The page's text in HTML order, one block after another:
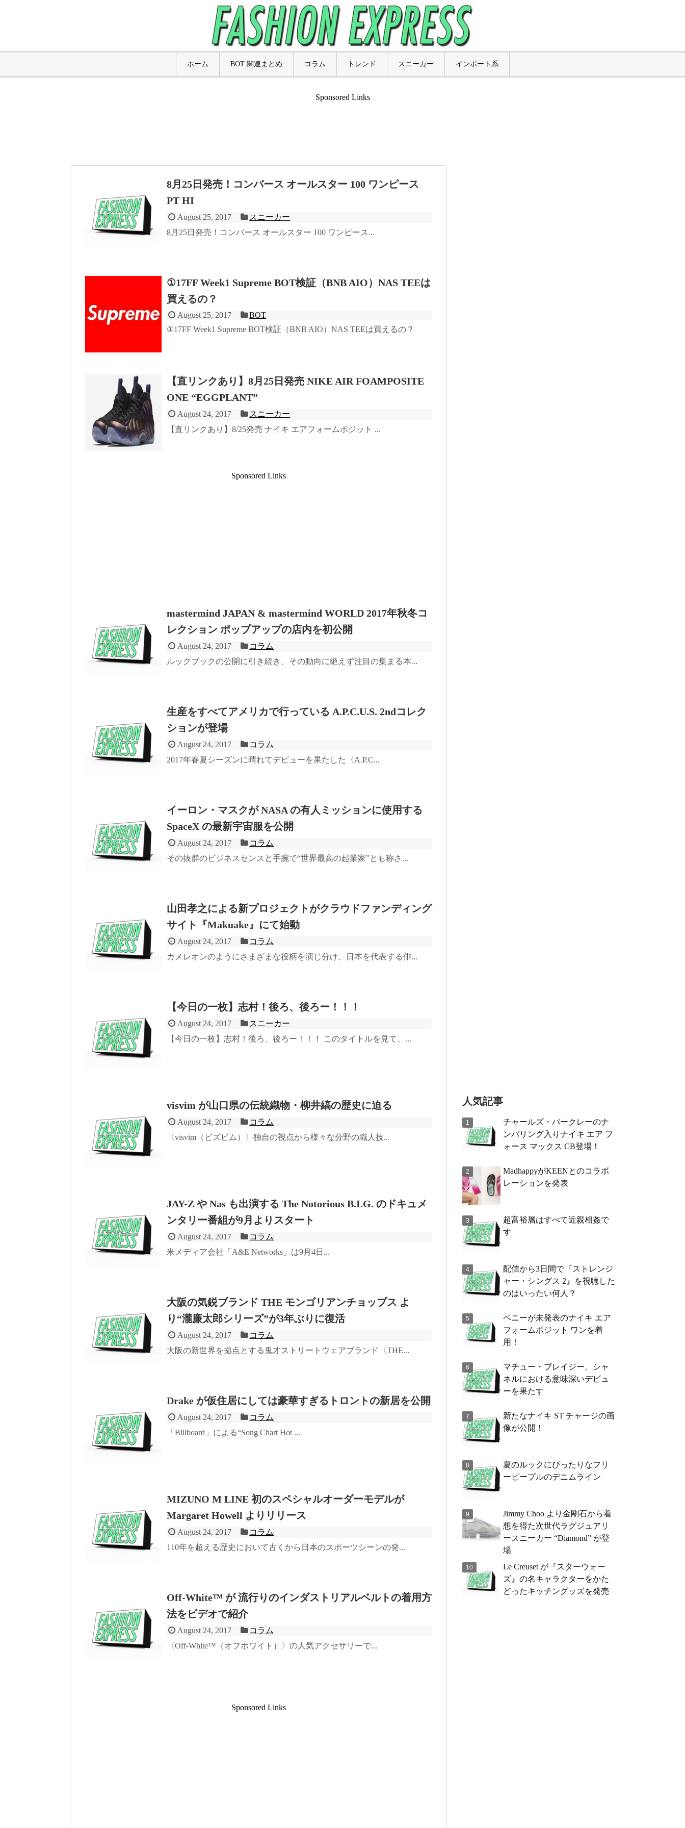
ホーム BOT 関連まとめ コラム トレンド スニーカー インポート系
Sponsored Links
8月25日発売！コンバース オールスター 100 ワンピース
PT HI
August 25, 2017
スニーカー
8月25日発売！コンバース オールスター 100 ワンピース...
①17FF Week1 Supreme BOT検証（BNB AIO）NAS TEEは
買えるの？
August 25, 2017
BOT
①17FF Week1 Supreme BOT検証（BNB AIO）NAS TEEは買えるの？
【直リンクあり】8月25日発売 NIKE AIR FOAMPOSITE
ONE “EGGPLANT”
August 24, 2017
スニーカー
【直リンクあり】8/25発売 ナイキ エアフォームポジット ...
Sponsored Links
mastermind JAPAN & mastermind WORLD 2017年秋冬コ
レクション ポップアップの店内を初公開
August 24, 2017
コラム
ルックブックの公開に引き続き、その動向に絶えず注目の集まる本...
生産をすべてアメリカで行っている A.P.C.U.S. 2ndコレク
ションが登場
August 24, 2017
コラム
2017年春夏シーズンに晴れてデビューを果たした〈A.P.C...
イーロン・マスクが NASA の有人ミッションに使用する
SpaceX の最新宇宙服を公開
August 24, 2017
コラム
その抜群のビジネスセンスと手腕で“世界最高の起業家”とも称さ...
山田孝之による新プロジェクトがクラウドファンディング
サイト『Makuake』にて始動
August 24, 2017
コラム
カメレオンのようにさまざまな役柄を演じ分け、日本を代表する俳...
【今日の一枚】志村！後ろ、後ろー！！！
August 24, 2017
スニーカー
【今日の一枚】志村！後ろ、後ろー！！！ このタイトルを見て、...
visvim が山口県の伝統織物・柳井縞の歴史に迫る
August 24, 2017
コラム
〈visvim（ビズビム）〉独自の視点から様々な分野の職人技...
JAY-Z や Nas も出演する The Notorious B.I.G. のドキュメ
ンタリー番組が9月よりスタート
August 24, 2017
コラム
米メディア会社「A&E Networks」は9月4日...
大阪の気鋭ブランド THE モンゴリアンチョップス よ
り“瀧廉太郎シリーズ”が3年ぶりに復活
August 24, 2017
コラム
大阪の新世界を拠点とする鬼才ストリートウェアブランド〈THE...
Drake が仮住居にしては豪華すぎるトロントの新居を公開
August 24, 2017
コラム
「Billboard」による“Song Chart Hot ...
MIZUNO M LINE 初のスペシャルオーダーモデルが
Margaret Howell よりリリース
August 24, 2017
コラム
110年を超える歴史において古くから日本のスポーツシーンの発...
Off-White™ が 流行りのインダストリアルベルトの着用方
法をビデオで紹介
August 24, 2017
コラム
〈Off-White™（オフホワイト）〉の人気アクセサリーで...
Sponsored Links
人気記事
チャールズ・バークレーのナ
ンバリング入りナイキ エア フ
ォース マックス CB登場！
MadhappyがKEENとのコラボ
レーションを発表
超富裕層はすべて近親相姦で
す
配信から3日間で『ストレンジ
ャー・シングス 2』を視聴した
のはいったい何人？
ペニーが未発表のナイキ エア
フォームポジット ワンを着
用！
マチュー・ブレイジー、シャ
ネルにおける意味深いデビュ
ーを果たす
新たなナイキ ST チャージの画
像が公開！
夏のルックにぴったりなフリ
ーピープルのデニムライン
Jimmy Choo より金剛石から着
想を得た次世代ラグジュアリ
ースニーカー “Diamond” が登
場
Le Creuset が『スターウォー
ズ』の名キャラクターをかた
どったキッチングッズを発売